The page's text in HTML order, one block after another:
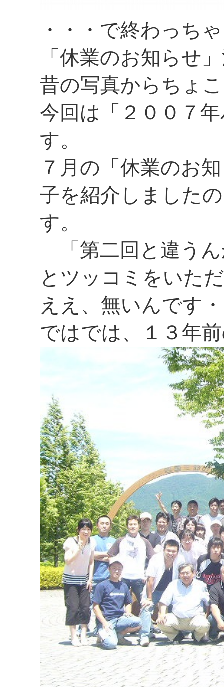
・・・で終わっち
「休業のお知らせ
昔の写真からちょ
今回は「２００７
す。
７月の「休業のお
子を紹介しました
す。
「第二回と違う
とツッコミをいた
ええ、無いんです
ではでは、１３年